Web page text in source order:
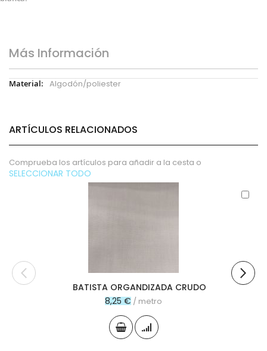
Más Información
Más
Algodón/poliester
ARTÍCULOS RELACIONADOS
Comprueba los artículos para añadir a la cesta o
SELECCIONAR TODO
BATISTA ORGANDIZADA CRUDO
8,25 € / metro